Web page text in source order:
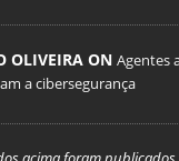
OLIVEIRA ON Agentes
a cibersegurança